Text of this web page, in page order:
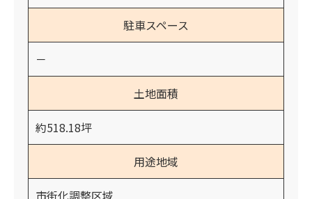
駐車スペース
－
土地面積
約518.18坪
用途地域
市街化調整区域